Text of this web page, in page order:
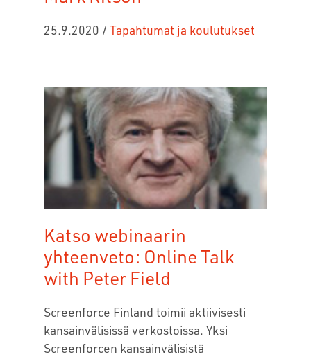
25.9.2020 /Tapahtumat ja koulutukset
Katso webinaarin
yhteenveto: Online Talk
with Peter Field
Screenforce Finland toimii aktiivisesti
kansainvälisissä verkostoissa. Yksi
Screenforcen kansainvälisistä